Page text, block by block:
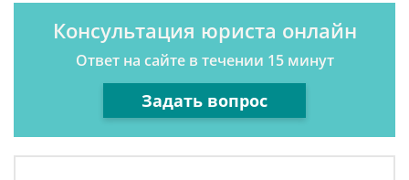
Консультация юриста онлайн
Ответ на сайте в течении 15 минут
Задать вопрос